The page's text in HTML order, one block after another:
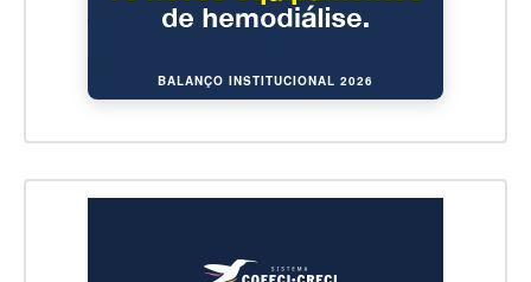
BALANÇO INSTITUCIONAL 2026